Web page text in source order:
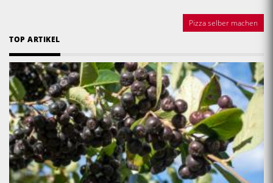
Pizza selber machen
TOP ARTIKEL